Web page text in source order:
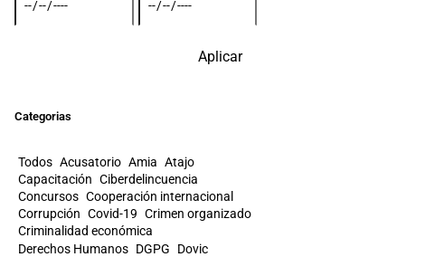
Aplicar
Categorias
Todos Acusatorio Amia Atajo
Capacitación Ciberdelincuencia
Concursos Cooperación internacional
Corrupción Covid-19 Crimen organizado
Criminalidad económica
Derechos Humanos DGPG
Dovic